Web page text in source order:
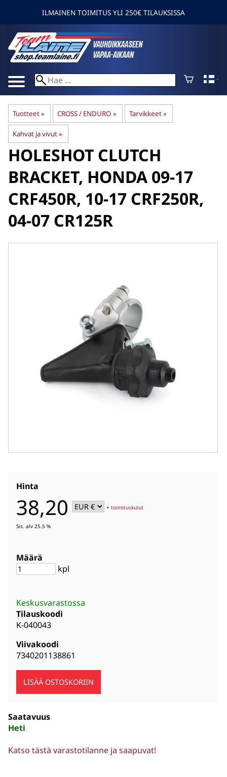
ILMAINEN TOIMITUS YLI 250€ TILAUKSISSA
Tuotteet‪» CROSS / ENDURO ‪» Tarvikkeet‪»
Kahvat ja vivut‪»
HOLESHOT CLUTCH
BRACKET, HONDA 09-17
CRF450R, 10-17 CRF250R,
04-07 CR125R
Hinta
38,20 +toimituskulut
Sis. alv 25.5 %
Määrä
kpl
Keskusvarastossa
Tilauskoodi
K-040043
Viivakoodi
7340201138861
Saatavuus
Heti
Katso tästä varastotilanne ja saapuvat!